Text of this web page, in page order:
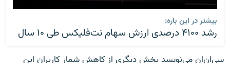
بیشتر در این باره:
رشد ۴۱۰۰ درصدی ارزش سهام نت‌فلیکس طی ۱۰ سال
سی‌ان‌ان می‌نویسد بخش دیگری از کاهش شمار کاربران این